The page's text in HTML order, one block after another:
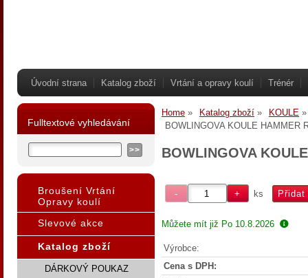
Úvodní strana Katalog zboží Vrtání a opravy koulí Trénér
Home Katalog zboží
KOULE
BOWLINGOVA KOULE HAMMER
BOWLINGOVA
ks
Můžete mít již Po 10.8.2026
Výrobce:
Cena s DPH:
Fulltextové vyhledávání
Broušení Vrtání
Opravy koulí
Slevové akce
Katalog zboží
DÁRKOVÝ POUKAZ